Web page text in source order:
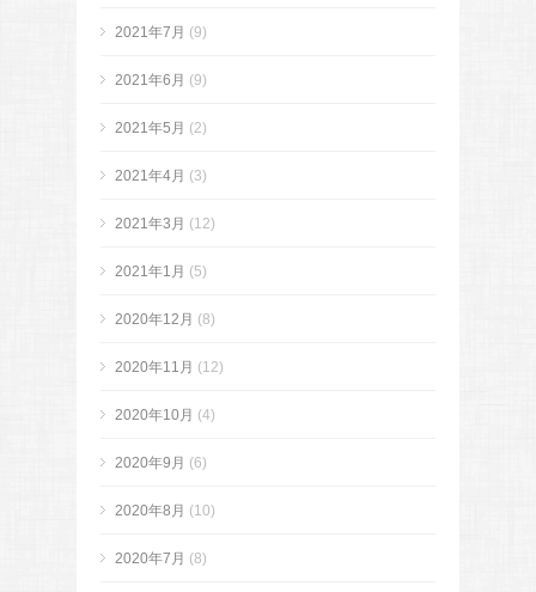
2021年7月 (9)
2021年6月 (9)
2021年5月 (2)
2021年4月 (3)
2021年3月 (12)
2021年1月 (5)
2020年12月 (8)
2020年11月 (12)
2020年10月 (4)
2020年9月 (6)
2020年8月 (10)
2020年7月 (8)